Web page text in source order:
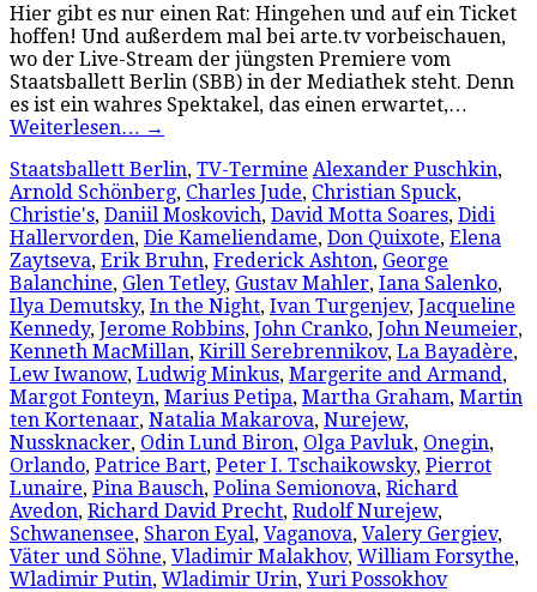
Hier gibt es nur einen Rat: Hingehen und auf ein Ticket
hoffen! Und außerdem mal bei arte.tv vorbeischauen,
wo der Live-Stream der jüngsten Premiere vom
Staatsballett Berlin (SBB) in der Mediathek steht. Denn
es ist ein wahres Spektakel, das einen erwartet,…
Weiterlesen… →
Staatsballett Berlin, TV-Termine Alexander Puschkin,
Arnold Schönberg, Charles Jude, Christian Spuck,
Christie's, Daniil Moskovich, David Motta Soares, Didi
Hallervorden, Die Kameliendame, Don Quixote, Elena
Zaytseva, Erik Bruhn, Frederick Ashton, George
Balanchine, Glen Tetley, Gustav Mahler, Iana Salenko,
Ilya Demutsky, In the Night, Ivan Turgenjev, Jacqueline
Kennedy, Jerome Robbins, John Cranko, John Neumeier,
Kenneth MacMillan, Kirill Serebrennikov, La Bayadère,
Lew Iwanow, Ludwig Minkus, Margerite and Armand,
Margot Fonteyn, Marius Petipa, Martha Graham, Martin
ten Kortenaar, Natalia Makarova, Nurejew,
Nussknacker, Odin Lund Biron, Olga Pavluk, Onegin,
Orlando, Patrice Bart, Peter I. Tschaikowsky, Pierrot
Lunaire, Pina Bausch, Polina Semionova, Richard
Avedon, Richard David Precht, Rudolf Nurejew,
Schwanensee, Sharon Eyal, Vaganova, Valery Gergiev,
Väter und Söhne, Vladimir Malakhov, William Forsythe,
Wladimir Putin, Wladimir Urin,Yuri Possokhov